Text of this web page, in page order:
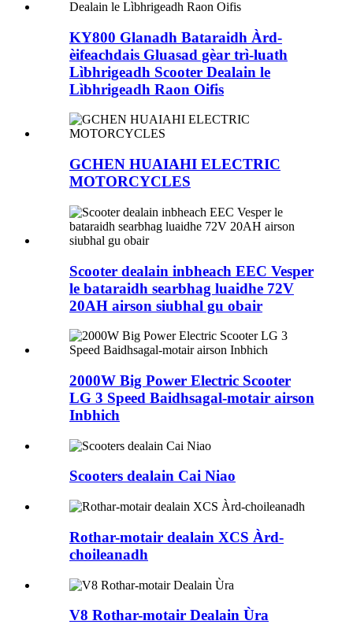
KY800 Glanadh Bataraidh Àrd-
èifeachdais Gluasad gèar trì-luath
Lìbhrigeadh Scooter Dealain le
Lìbhrigeadh Raon Oifis
GCHEN HUAIAHI ELECTRIC
MOTORCYCLES
Scooter dealain inbheach EEC Vesper
le bataraidh searbhag luaidhe 72V
20AH airson siubhal gu obair
2000W Big Power Electric Scooter
LG 3 Speed ​​​​Baidhsagal-motair airson
Inbhich
Scooters dealain Cai Niao
Rothar-motair dealain XCS Àrd-
choileanadh
V8 Rothar-motair Dealain Ùra